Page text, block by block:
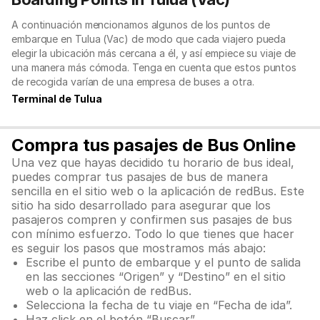
A continuación mencionamos algunos de los puntos de
embarque en Tulua (Vac) de modo que cada viajero pueda
elegir la ubicación más cercana a él, y así empiece su viaje de
una manera más cómoda. Tenga en cuenta que estos puntos
de recogida varían de una empresa de buses a otra.
Terminal de Tulua
Compra tus pasajes de Bus Online
Una vez que hayas decidido tu horario de bus ideal,
puedes comprar tus pasajes de bus de manera
sencilla en el sitio web o la aplicación de redBus. Este
sitio ha sido desarrollado para asegurar que los
pasajeros compren y confirmen sus pasajes de bus
con mínimo esfuerzo. Todo lo que tienes que hacer
es seguir los pasos que mostramos más abajo:
Escribe el punto de embarque y el punto de salida
en las secciones “Origen” y “Destino” en el sitio
web o la aplicación de redBus.
Selecciona la fecha de tu viaje en “Fecha de ida”.